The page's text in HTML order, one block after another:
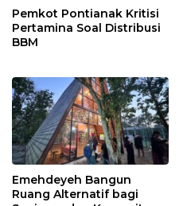
Pemkot Pontianak Kritisi
Pertamina Soal Distribusi
BBM
Emehdeyeh Bangun
Ruang Alternatif bagi